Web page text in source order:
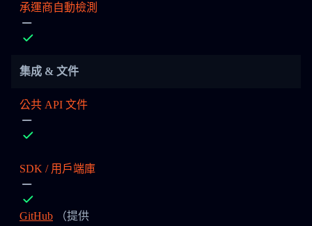
承運商自動檢測
集成 & 文件
公共 API 文件
SDK / 用戶端庫
GitHub （提供